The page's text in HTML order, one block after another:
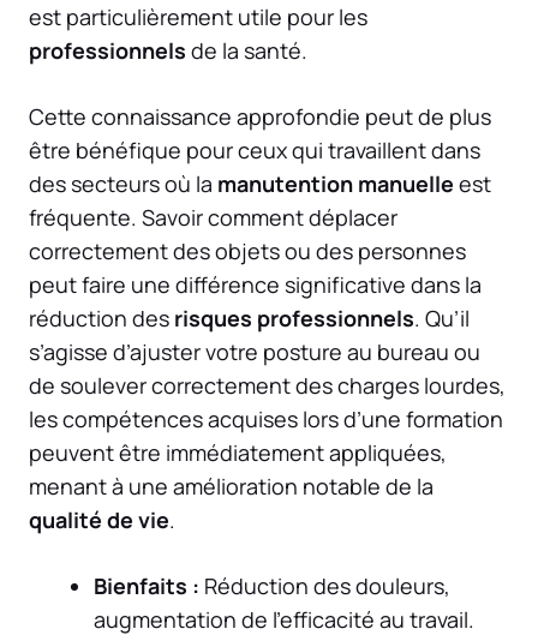
est particulièrement utile pour les
professionnels de la santé.
Cette connaissance approfondie peut de plus
être bénéfique pour ceux qui travaillent dans
des secteurs où la manutention manuelle est
fréquente. Savoir comment déplacer
correctement des objets ou des personnes
peut faire une différence significative dans la
réduction des risques professionnels. Qu’il
s’agisse d’ajuster votre posture au bureau ou
de soulever correctement des charges lourdes,
les compétences acquises lors d’une formation
peuvent être immédiatement appliquées,
menant à une amélioration notable de la
qualité de vie.
Bienfaits : Réduction des douleurs,
augmentation de l’efficacité au travail.